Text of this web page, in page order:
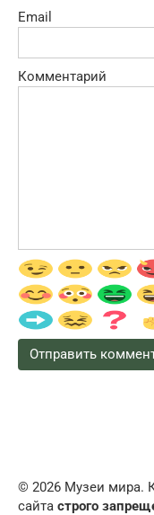
Email
Комментарий
© 2026 Музеи мира.
сайта строго